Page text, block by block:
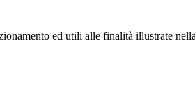
ed utili alle finalità illustrate nella